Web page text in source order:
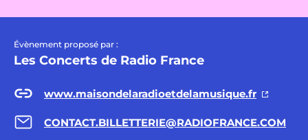
Évènement proposé par :
Les Concerts de Radio France
www.maisondelaradioetdelamusique.fr
CONTACT.BILLETTERIE@RADIOFRANCE.COM